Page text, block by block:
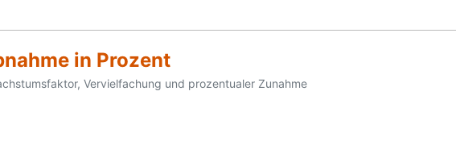
in Prozent
Vervielfachung und prozentualer Zunahme